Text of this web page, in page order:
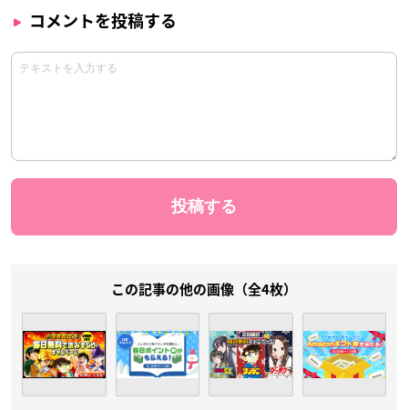
コメントを投稿する
この記事の他の画像（全4枚）